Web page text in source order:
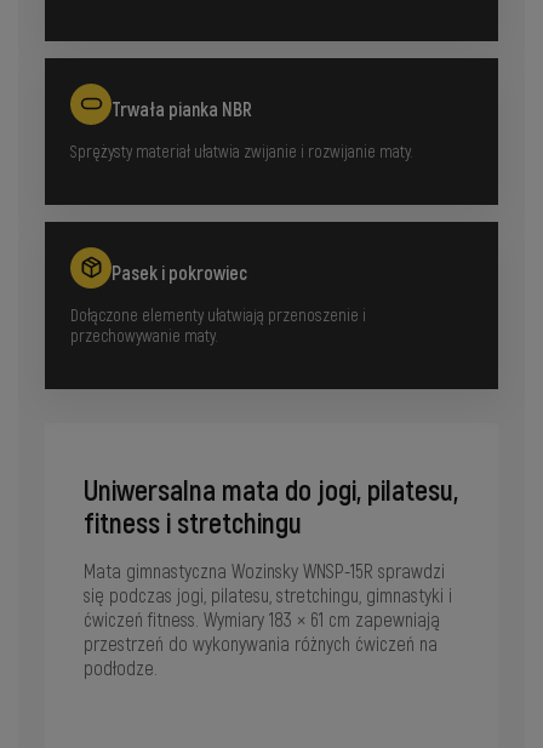
Trwała pianka NBR
Sprężysty materiał ułatwia zwijanie i rozwijanie maty.
Pasek i pokrowiec
Dołączone elementy ułatwiają przenoszenie i
przechowywanie maty.
Uniwersalna mata do jogi, pilatesu,
fitness i stretchingu
Mata gimnastyczna Wozinsky WNSP-15R sprawdzi
się podczas jogi, pilatesu, stretchingu, gimnastyki i
ćwiczeń fitness. Wymiary 183 × 61 cm zapewniają
przestrzeń do wykonywania różnych ćwiczeń na
podłodze.